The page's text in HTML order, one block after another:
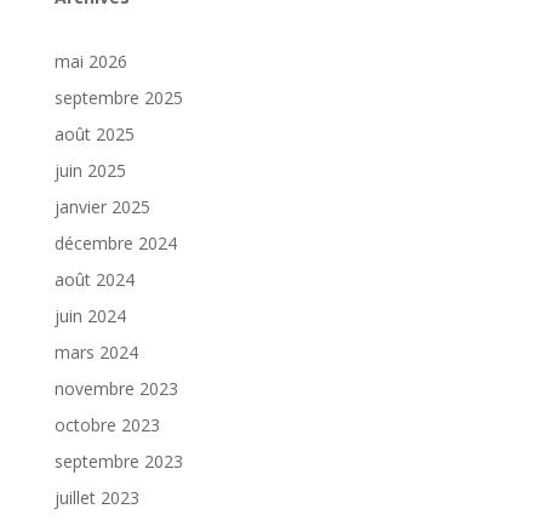
mai 2026
septembre 2025
août 2025
juin 2025
janvier 2025
décembre 2024
août 2024
juin 2024
mars 2024
novembre 2023
octobre 2023
septembre 2023
juillet 2023